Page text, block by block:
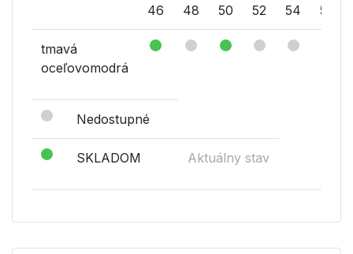
46 48 50 52 54 56
tmavá
oceľovomodrá
Nedostupné
SKLADOM Aktuálny stav